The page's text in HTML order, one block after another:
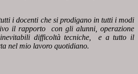
i docenti che si prodigano in tutti i modi
il rapporto con gli alunni, operazione
difficoltà tecniche, e a tutto il
nel mio lavoro quotidiano.